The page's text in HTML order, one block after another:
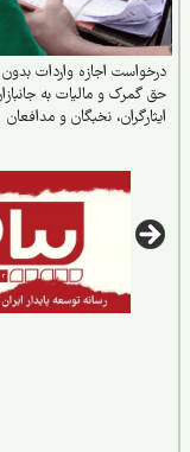
اجازه واردات بدون
و مالیات به جانبازان،
نخبگان و مدافعان